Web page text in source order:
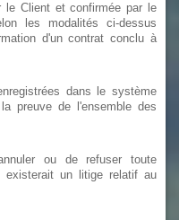
le Client et confirmée par le
les modalités ci-dessus
d'un contrat conclu à
dans le système
preuve de l'ensemble des
ou de refuser toute
existerait un litige relatif au